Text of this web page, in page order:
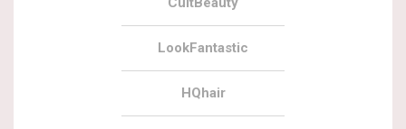
LookFantastic
HQhair